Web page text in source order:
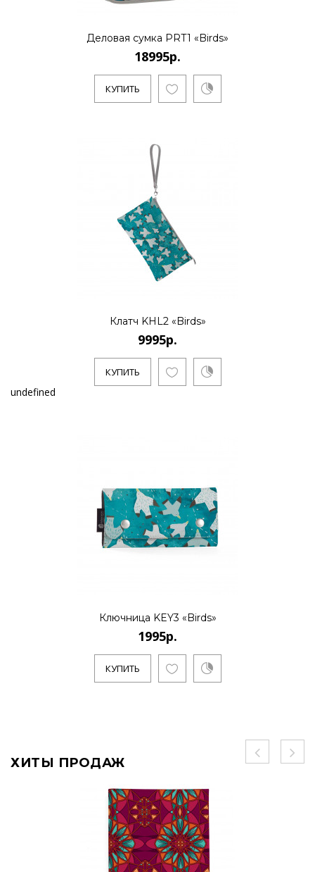
Деловая сумка PRT1 «Birds»
18995р.
КУПИТЬ
Клатч KHL2 «Birds»
9995р.
КУПИТЬ
undefined
Ключница KEY3 «Birds»
1995р.
КУПИТЬ
ХИТЫ ПРОДАЖ